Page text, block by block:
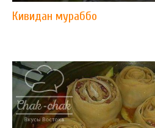
Кивидан мураббо